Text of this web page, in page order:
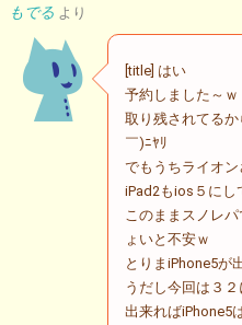
もでる より
[title] はい
予約しました～ｗ
取り残されてる
￣)ﾆﾔﾘ
でもうちライオ
iPad2もios５にし
このままスノレ
ょいと不安ｗ
とりまiPhone5が
うだし今回は３
出来ればiPhone5